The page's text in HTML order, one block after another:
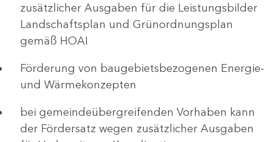
zusätzlicher Ausgaben für die Leistungsbilder
Landschaftsplan und Grünordnungsplan
gemäß HOAI
Förderung von baugebietsbezogenen Energie-
und Wärmekonzepten
bei gemeindeübergreifenden Vorhaben kann
der Fördersatz wegen zusätzlicher Ausgaben